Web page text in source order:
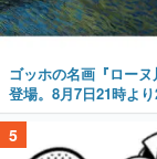
ゴッホの名画『ロー
登場。8月7日21時よ
5